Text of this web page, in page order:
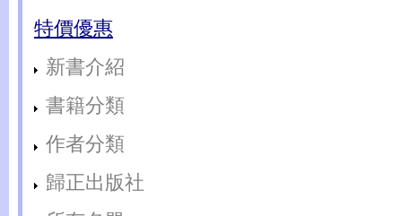
特價優惠
新書介紹
書籍分類
作者分類
歸正出版社